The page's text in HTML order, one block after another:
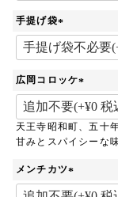
手提げ袋
(
必
)
広岡コロッケ
必
須
)
天王寺昭和町、五十
甘みとスパイシーな
メンチカツ
(